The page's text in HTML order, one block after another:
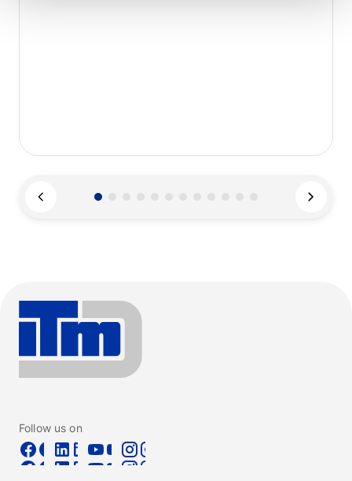
Follow us on